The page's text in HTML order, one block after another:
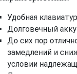
Удобная
Долговечный
До сих пор
замедлений и
условии